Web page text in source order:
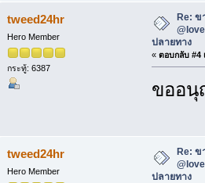
tweed24hr
Hero Member
กระทู้: 6387
Re: ข
ปลายทาง
« ตอบกลับ #4
ขออนุ
tweed24hr
Hero Member
Re: ข
ปลายทาง